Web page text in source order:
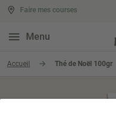
Menu
Faire mes courses
Accueil Thé de Noël 100gr